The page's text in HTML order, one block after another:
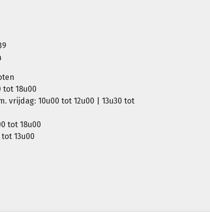
tot 18u00
vrijdag: 10u00 tot 12u00 | 13u30 tot
tot 18u00
13u00